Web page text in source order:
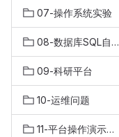
07-操作系统实验
08-数据库SQL自动评测
09-科研平台
10-运维问题
11-平台操作演示视频